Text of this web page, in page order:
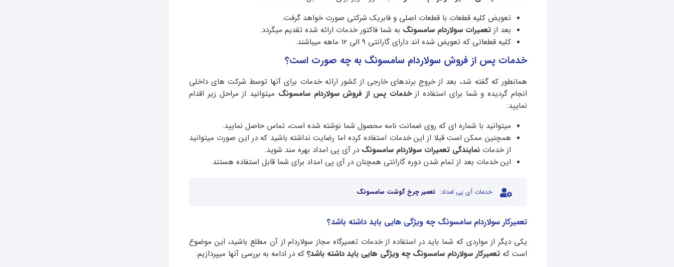
تعویض کلیه قطعات با قطعات اصلی و فابریک شرکتی صورت خواهد گرفت.
بعد ازتعمیرات سولاردام سامسونگ به شما فاکتور خدمات ارائه شده تقدیم میگردد.
کلیه قطعاتی که تعویض شده اند دارای گارانتی 9 الی 12 ماهه میباشند.
خدمات پس از فروش سولاردام سامسونگ به چه صورت است؟
همانطور که گفته شد، بعد از خروج برندهای خارجی از کشور ارائه خدمات برای آنها توسط شرکت های داخلی
انجام گردیده و شما برای استفاده ازخدمات پس از فروش سولاردام سامسونگ میتوانید از مراحل زیر اقدام
نمایید:
میتوانید با شماره ای که روی ضمانت نامه محصول شما نوشته شده است، تماس حاصل نمایید.
همچنین ممکن است قبلا از این خدمات استفاده کرده اما رضایت نداشته باشید که در این صورت میتوانید
از خدماتنمایندگی تعمیرات سولاردام سامسونگ در آی پی امداد بهره مند شوید.
این خدمات بعد از تمام شدن دوره گارانتی همچنان در آی پی امداد برای شما قابل استفاده هستند.
خدمات آی پی امداد: تعمیر چرخ گوشت سامسونگ
تعمیرکار سولاردام سامسونگ چه ویژگی هایی باید داشته باشد؟
یکی دیگر از مواردی که شما باید در استفاده از خدمات تعمیرگاه مجاز سولاردام از آن مطلع باشید، این موضوع
است کهتعمیرکار سولاردام سامسونگ چه ویژگی هایی باید داشته باشد؟ که در ادامه به بررسی آنها میپردازیم: